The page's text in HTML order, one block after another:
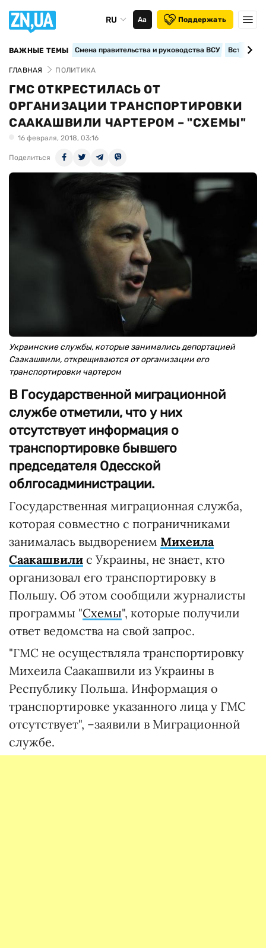
RU Аа Поддержать
ВАЖНЫЕ ТЕМЫ Смена правительства и руководства ВСУ
ГЛАВНАЯ ПОЛИТИКА
ГМС ОТКРЕСТИЛАСЬ ОТ
ОРГАНИЗАЦИИ ТРАНСПОРТИРОВКИ
СААКАШВИЛИ ЧАРТЕРОМ – "СХЕМЫ"
16 февраля, 2018, 03:16
Поделиться
Украинские службы, которые занимались депортацией
Саакашвили, открещиваются от организации его
транспортировки чартером
В Государственной миграционной
службе отметили, что у них
отсутствует информация о
транспортировке бывшего
председателя Одесской
облгосадминистрации.
Государственная миграционная служба,
которая совместно с пограничниками
занималась выдворением Михеила
Саакашвили с Украины, не знает, кто
организовал его транспортировку в
Польшу. Об этом сообщили журналисты
программы "Схемы", которые получили
ответ ведомства на свой запрос.
"ГМС не осуществляла транспортировку
Михеила Саакашвили из Украины в
Республику Польша. Информация о
транспортировке указанного лица у ГМС
отсутствует", –заявили в Миграционной
службе.